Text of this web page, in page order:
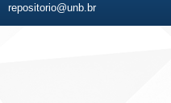
repositorio@unb.br